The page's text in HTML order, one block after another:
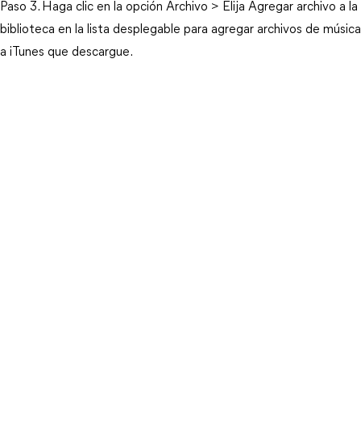
Paso 3. Haga clic en la opción Archivo > Elija Agregar archivo a la
biblioteca en la lista desplegable para agregar archivos de música
a iTunes que descargue.